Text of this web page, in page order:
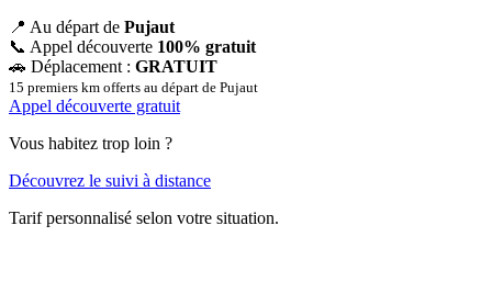
📍 Au départ de Pujaut
📞 Appel découverte 100% gratuit
🚗 Déplacement : GRATUIT
15 premiers km offerts au départ de Pujaut
Appel découverte gratuit
Vous habitez trop loin ?
Découvrez le suivi à distance
Tarif personnalisé selon votre situation.